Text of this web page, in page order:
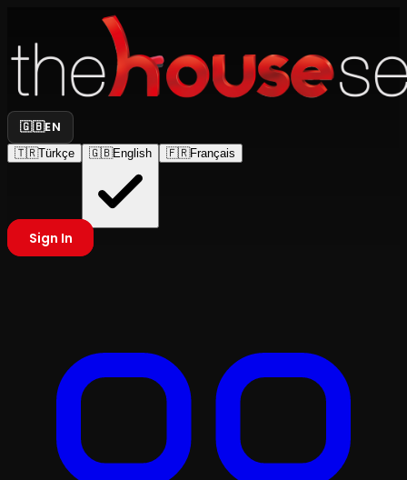
🇬🇧EN
🇹🇷Türkçe 🇬🇧English 🇫🇷Français
Sign In